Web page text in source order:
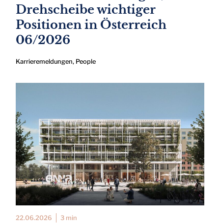
Drehscheibe wichtiger
Positionen in Österreich
06/2026
Karrieremeldungen, People
22.06.2026 3 min